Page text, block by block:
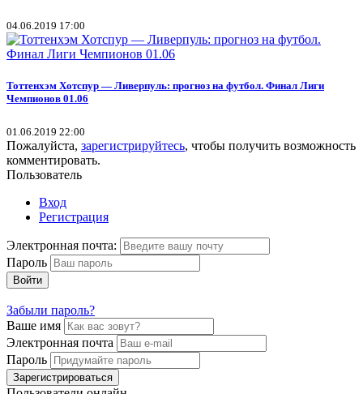
04.06.2019 17:00
Тоттенхэм Хотспур — Ливерпуль: прогноз на футбол. Финал Лиги
Чемпионов 01.06
01.06.2019 22:00
Пожалуйста, зарегистрируйтесь, чтобы получить возможность
комментировать.
Пользователь
Вход
Регистрация
Электронная почта:
Пароль
Войти
Забыли пароль?
Ваше имя
Электронная почта
Пароль
Зарегистрироваться